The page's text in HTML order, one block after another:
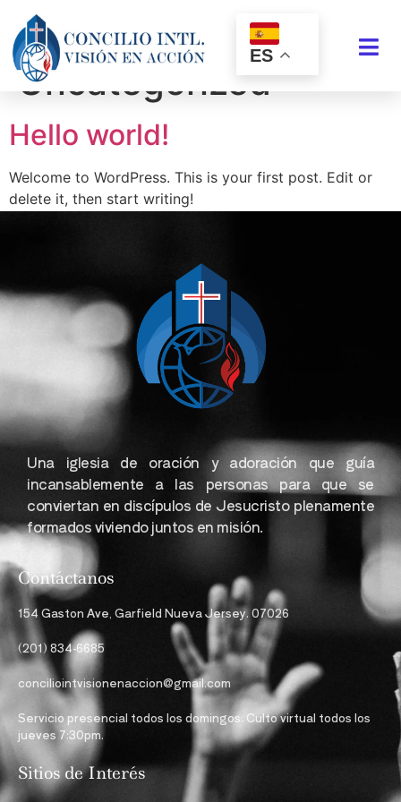
ES
Categoría:
Uncategorized
Hello world!
Welcome to WordPress. This is your first post. Edit or
delete it, then start writing!
Una iglesia de oración y adoración que guía
incansablemente a las personas para que se
conviertan en discípulos de Jesucristo plenamente
formados viviendo juntos en misión.
Contáctanos
154 Gaston Ave, Garfield Nueva Jersey. 07026
(201) 834-6685
conciliointvisionenaccion@gmail.com
Servicio presencial todos los domingos. Culto virtual todos los
jueves 7:30pm.
Sitios de Interés